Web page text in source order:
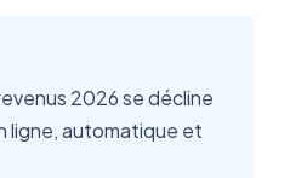
2026 se décline
ligne, automatique et